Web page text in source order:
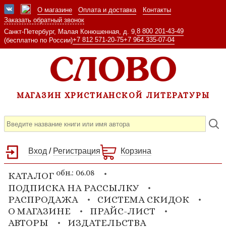
О магазине Оплата и доставка
Контакты
Заказать обратный звонок
Санкт-Петербург, Малая Конюшенная, д. 9, 8 800 201-43-49
(бесплатно по России)+7 812 571-20-75+7 964 335-07-04
МАГАЗИН ХРИСТИАНСКОЙ ЛИТЕРАТУРЫ
Вход / Регистрация Корзина
КАТАЛОГ обн.: 06.08
ПОДПИСКА НА РАССЫЛКУ
РАСПРОДАЖА
СИСТЕМА СКИДОК
О МАГАЗИНЕ
ПРАЙС-ЛИСТ
АВТОРЫ
ИЗДАТЕЛЬСТВА